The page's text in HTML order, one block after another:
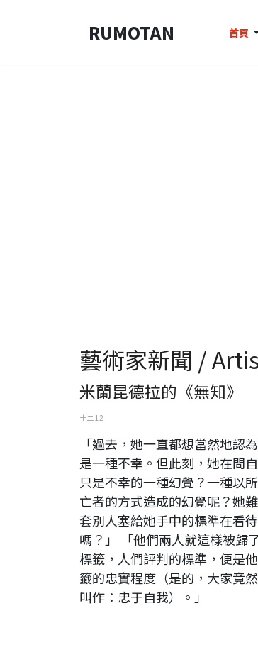
RUMOTAN 首頁
藝術家新聞 /
米蘭昆德拉的《無知》
十二 12
「過去，她一直都想當然地認
是一種不幸。但此刻，她在問
只是不幸的一種幻覺？一種以
亡者的方式造成的幻覺呢？她
套別人塞給她手中的標準在看
嗎？」 「他們兩人就這樣被歸
標籤，人們評判的標準，便是
籤的忠實程度（是的，大家竟
叫作：忠于自我）。」